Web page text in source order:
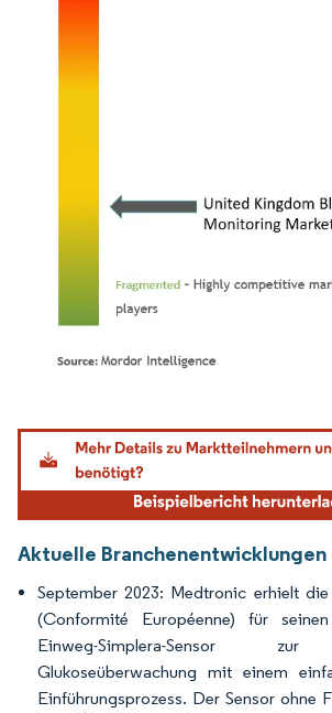
Bild © Mordor Intelligence. Wiederverwendung
Aktuelle Branchenentwicklungen
September 2023: Medtronic erhielt die
(Conformité Européenne) für
Einweg-Simplera-Sensor zur
Glukoseüberwachung mit einem
Einführungsprozess. Der Sensor ohne